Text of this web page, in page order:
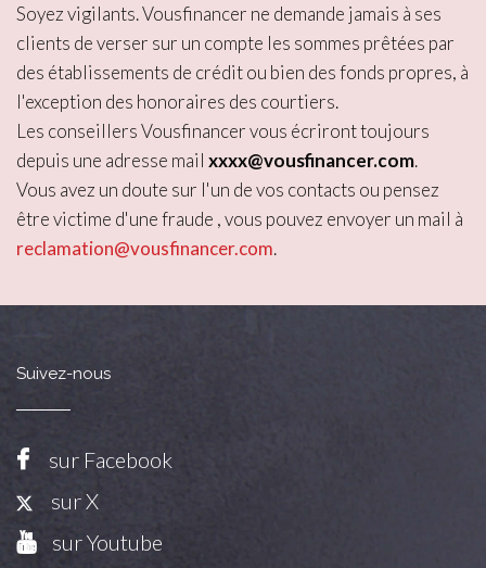
Soyez vigilants. Vousfinancer ne demande jamais à ses
clients de verser sur un compte les sommes prêtées par
des établissements de crédit ou bien des fonds propres, à
l'exception des honoraires des courtiers.
Les conseillers Vousfinancer vous écriront toujours
depuis une adresse mail xxxx@vousfinancer.com.
Vous avez un doute sur l'un de vos contacts ou pensez
être victime d'une fraude , vous pouvez envoyer un mail à
reclamation@vousfinancer.com.
Suivez-nous
sur Facebook
sur X
sur Youtube